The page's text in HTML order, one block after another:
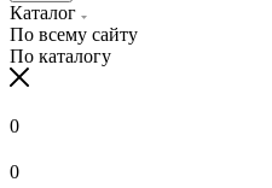
Каталог
По всему сайту
По каталогу
0
0